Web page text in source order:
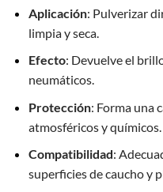
Aplicación: Pulverizar
limpia y seca.
Efecto: Devuelve el
neumáticos.
Protección: Forma una
atmosféricos y químicos.
Compatibilidad:
superficies de caucho y